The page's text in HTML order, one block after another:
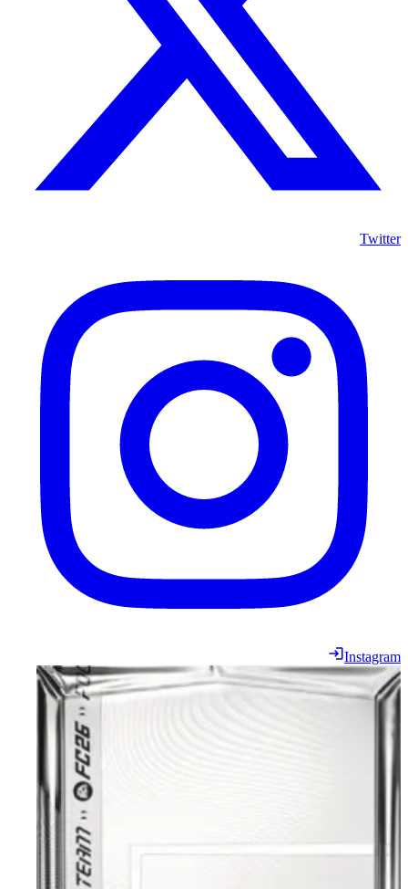
Twitter
Instagram